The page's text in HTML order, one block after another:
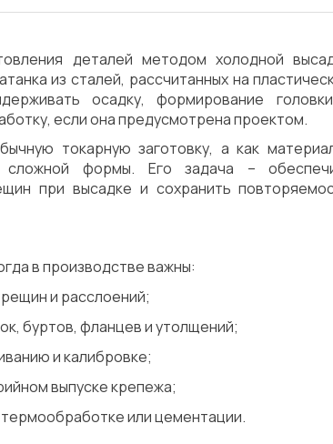
деталей методом холодной
из сталей, рассчитанных на
осадку, формирование
если она предусмотрена проектом.
токарную заготовку, а как
формы. Его задача –
при высадке и сохранить
в производстве важны:
и расслоений;
буртов, фланцев и утолщений;
и калибровке;
выпуске крепежа;
или цементации.